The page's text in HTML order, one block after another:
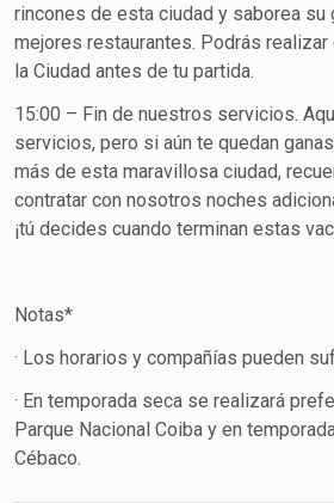
rincones de esta ciudad y saborea su
mejores restaurantes. Podrás
la Ciudad antes de tu partida.
15:00 – Fin de nuestros servicios.
servicios, pero si aún te quedan
más de esta maravillosa ciudad,
contratar con nosotros noches
¡tú decides cuando terminan estas
Notas*
· Los horarios y compañías pueden
· En temporada seca se realizará
Parque Nacional Coiba y en
Cébaco.